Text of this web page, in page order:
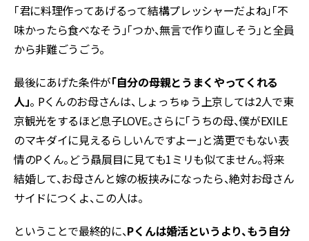
「君に料理作ってあげるって結構プレッシャーだよね」「不
味かったら食べなそう」「つか、無言で作り直しそう」と全員
から非難ごうごう。
最後にあげた条件が「自分の母親とうまくやってくれる
人」。 Pくんのお母さんは、しょっちゅう上京しては2人で東
京観光をするほど息子LOVE。さらに「うちの母、僕がEXILE
のマキダイに見えるらしいんですよー」と満更でもない表
情のPくん。どう贔屓目に見ても1ミリも似てません。将来
結婚して、お母さんと嫁の板挟みになったら、絶対お母さん
サイドにつくよ、この人は。
ということで最終的に、Pくんは婚活というより、もう自分